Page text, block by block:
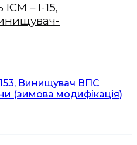
– І-15,